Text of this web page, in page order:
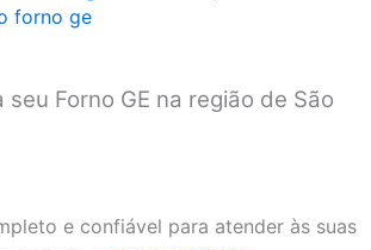
forno ge
Forno GE na região de São
e confiável para atender às suas